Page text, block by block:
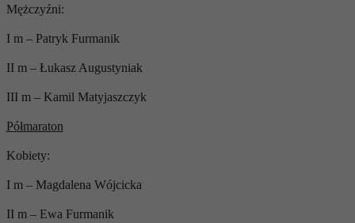
Mężczyźni:
I m – Patryk Furmanik
II m – Łukasz Augustyniak
III m – Kamil Matyjaszczyk
Półmaraton
Kobiety:
I m – Magdalena Wójcicka
II m – Ewa Furmanik